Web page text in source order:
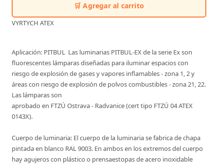
🛒 Agregar al carrito
VYRTYCH ATEX
Aplicación: PITBUL  Las luminarias PITBUL-EX de la serie Ex son
fluorescentes lámparas diseñadas para iluminar espacios con
riesgo de explosión de gases y vapores inflamables - zona 1, 2 y
áreas con riesgo de explosión de polvos combustibles - zona 21, 22.
Las lámparas son
aprobado en FTZÚ Ostrava - Radvanice (cert tipo FTZÚ 04 ATEX
0143X).
Cuerpo de luminaria: El cuerpo de la luminaria se fabrica de chapa
pintada en blanco RAL 9003. En ambos en los extremos del cuerpo
hay agujeros con plástico o prensaestopas de acero inoxidable